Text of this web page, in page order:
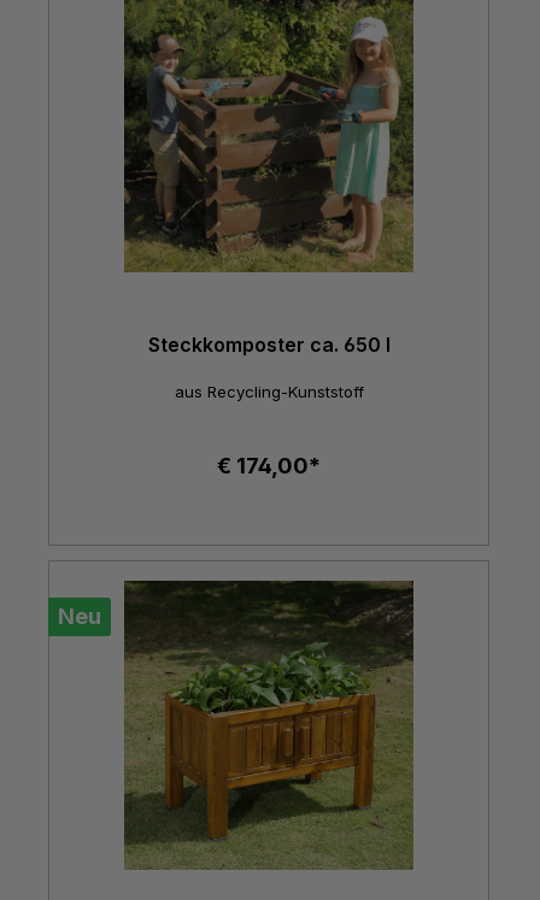
Steckkomposter ca. 650 l
aus Recycling-Kunststoff
€ 174,00*
Neu